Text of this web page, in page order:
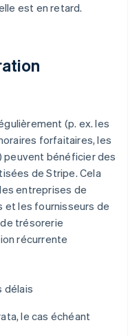
est en retard.
(p. ex. les
forfaitaires, les
bénéficier des
de Stripe. Cela
entreprises de
et les fournisseurs de
trésorerie
récurrente
délais
le cas échéant